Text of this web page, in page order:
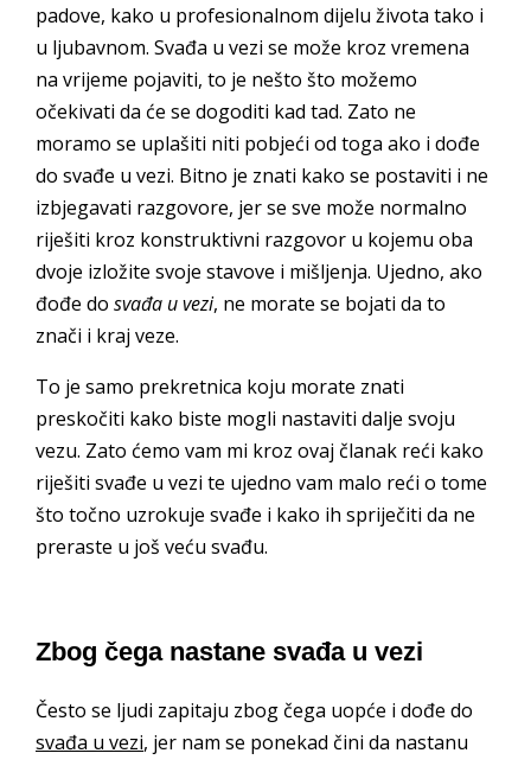
padove, kako u profesionalnom dijelu života tako i
u ljubavnom. Svađa u vezi se može kroz vremena
na vrijeme pojaviti, to je nešto što možemo
očekivati da će se dogoditi kad tad. Zato ne
moramo se uplašiti niti pobjeći od toga ako i dođe
do svađe u vezi. Bitno je znati kako se postaviti i ne
izbjegavati razgovore, jer se sve može normalno
riješiti kroz konstruktivni razgovor u kojemu oba
dvoje izložite svoje stavove i mišljenja. Ujedno, ako
đođe do svađa u vezi, ne morate se bojati da to
znači i kraj veze.
To je samo prekretnica koju morate znati
preskočiti kako biste mogli nastaviti dalje svoju
vezu. Zato ćemo vam mi kroz ovaj članak reći kako
riješiti svađe u vezi te ujedno vam malo reći o tome
što točno uzrokuje svađe i kako ih spriječiti da ne
preraste u još veću svađu.
Zbog čega nastane svađa u vezi
Često se ljudi zapitaju zbog čega uopće i dođe do
svađa u vezi, jer nam se ponekad čini da nastanu